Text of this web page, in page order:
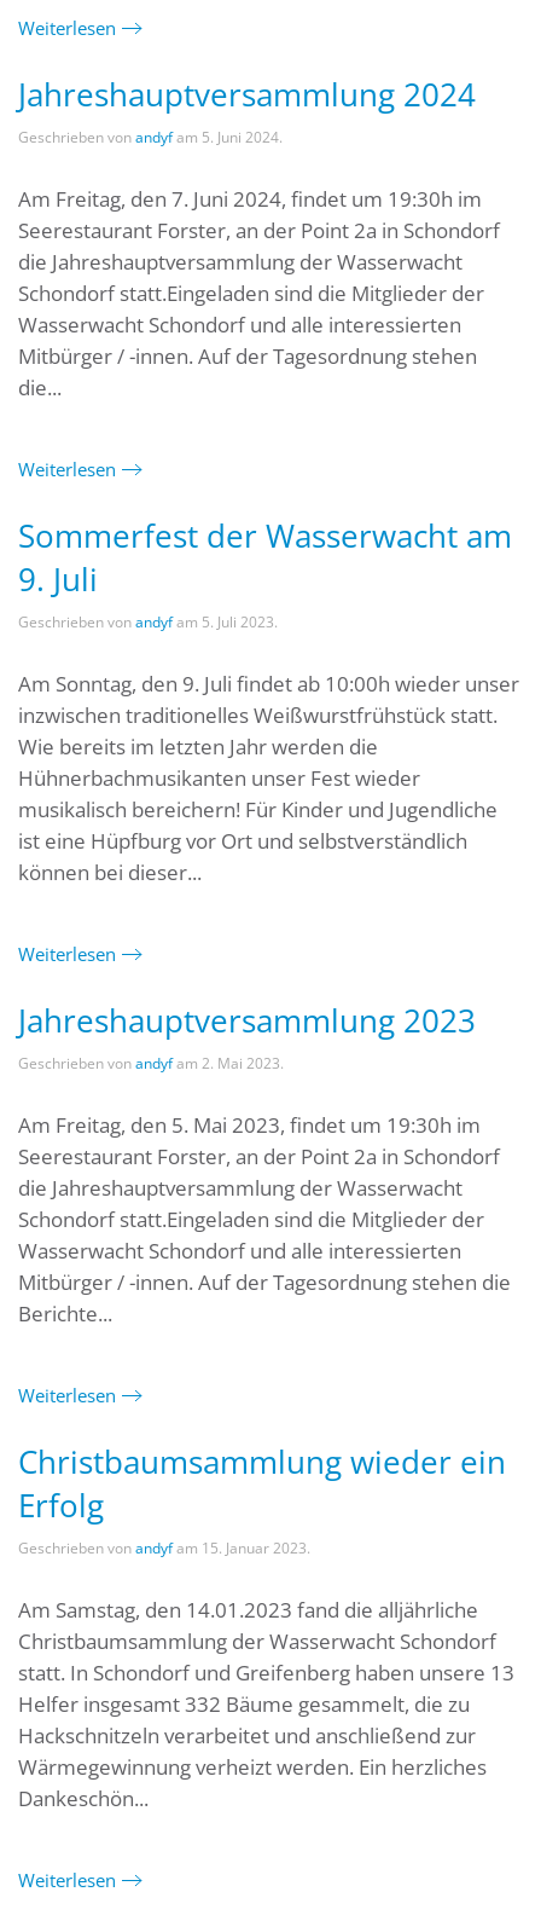
Weiterlesen
Jahreshauptversammlung 2024
Geschrieben vonandyfam 5. Juni 2024.
Am Freitag, den 7. Juni 2024, findet um 19:30h im
Seerestaurant Forster, an der Point 2a in Schondorf
die Jahreshauptversammlung der Wasserwacht
Schondorf statt.Eingeladen sind die Mitglieder der
Wasserwacht Schondorf und alle interessierten
Mitbürger / -innen. Auf der Tagesordnung stehen
die...
Weiterlesen
Sommerfest der Wasserwacht am
9. Juli
Geschrieben vonandyfam 5. Juli 2023.
Am Sonntag, den 9. Juli findet ab 10:00h wieder unser
inzwischen traditionelles Weißwurstfrühstück statt.
Wie bereits im letzten Jahr werden die
Hühnerbachmusikanten unser Fest wieder
musikalisch bereichern! Für Kinder und Jugendliche
ist eine Hüpfburg vor Ort und selbstverständlich
können bei dieser...
Weiterlesen
Jahreshauptversammlung 2023
Geschrieben vonandyfam 2. Mai 2023.
Am Freitag, den 5. Mai 2023, findet um 19:30h im
Seerestaurant Forster, an der Point 2a in Schondorf
die Jahreshauptversammlung der Wasserwacht
Schondorf statt.Eingeladen sind die Mitglieder der
Wasserwacht Schondorf und alle interessierten
Mitbürger / -innen. Auf der Tagesordnung stehen die
Berichte...
Weiterlesen
Christbaumsammlung wieder ein
Erfolg
Geschrieben vonandyfam 15. Januar 2023.
Am Samstag, den 14.01.2023 fand die alljährliche
Christbaumsammlung der Wasserwacht Schondorf
statt. In Schondorf und Greifenberg haben unsere 13
Helfer insgesamt 332 Bäume gesammelt, die zu
Hackschnitzeln verarbeitet und anschließend zur
Wärmegewinnung verheizt werden. Ein herzliches
Dankeschön...
Weiterlesen